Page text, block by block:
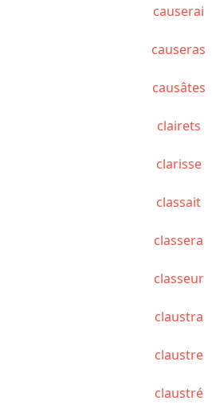
causerai
causeras
causâtes
clairets
clarisse
classait
classera
classeur
claustra
claustre
claustré